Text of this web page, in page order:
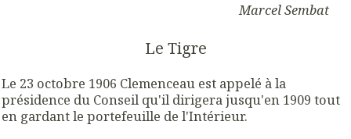
Marcel Sembat
Le Tigre
Le 23 octobre 1906 Clemenceau est appelé à la
présidence du Conseil qu'il dirigera jusqu'en 1909 tout
en gardantle portefeuille de l'Intérieur.